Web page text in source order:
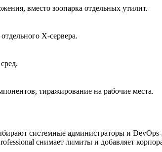
вместо зоопарка отдельных утилит.
X-сервера.
тиражирование на рабочие места.
системные администраторы и
снимает лимиты и добавляет